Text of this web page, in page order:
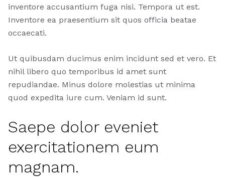
inventore accusantium fuga nisi. Tempora ut est.
Inventore ea praesentium sit quos officia beatae
occaecati.
Ut quibusdam ducimus enim incidunt sed et vero. Et
nihil libero quo temporibus id amet sunt
repudiandae. Minus dolore molestias ut minima
quod expedita iure cum. Veniam id sunt.
Saepe dolor eveniet
exercitationem eum
magnam.